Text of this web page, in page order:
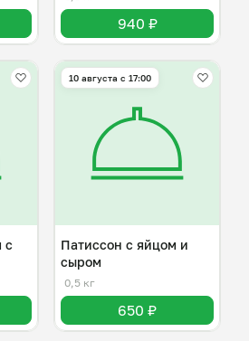
940 ₽
с
10 августа с 17:00
Патиссон с яйцом и
сыром
0,5 кг
650 ₽